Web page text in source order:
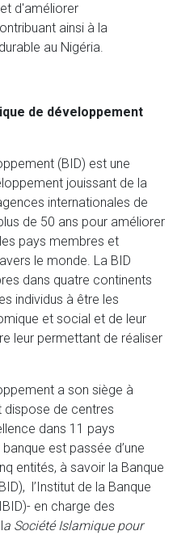
d'améliorer
ainsi à la
au Nigéria.
de développement
(BID) est une
jouissant de la
internationales de
de 50 ans pour améliorer
pays membres et
le monde. La BID
dans quatre continents
individus à être les
et social et de leur
leur permettant de réaliser
a son siège à
dispose de centres
dans 11 pays
est passée d’une
entités, à savoir la Banque
l’Institut de la Banque
en charge des
a Société Islamique pour